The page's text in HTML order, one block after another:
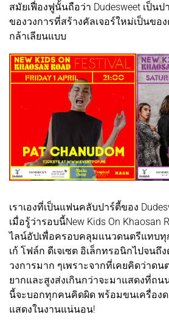
สมัยเฟื่องฟูนั้นถือว่า Dudesweet เป็น
ของวงการที่สร้างคัลเจอร์ใหม่เป็นขอ
กล้าเลียนแบบ
เราเองที่เป็นแฟนคลับปาร์ตี้ของ
เมื่อรู้ว่ารอบนี้New Kids On Khaosan
ไลน์อัปเพื่อครอบคลุมแนวดนตรีแทบทุ
เก้ โฟล์ก ดีเจเซต อิเล็กทรอนิกไปจน
วงการมาก ๆเพราะจากที่เคยคิดว่าดน
ยากและสูงส่งเกินกว่าจะมาแสดงที่ถน
นี้จะบอกทุกคนคิดผิด พร้อมขนเครื่อง
แสดงในงานแน่นอน!